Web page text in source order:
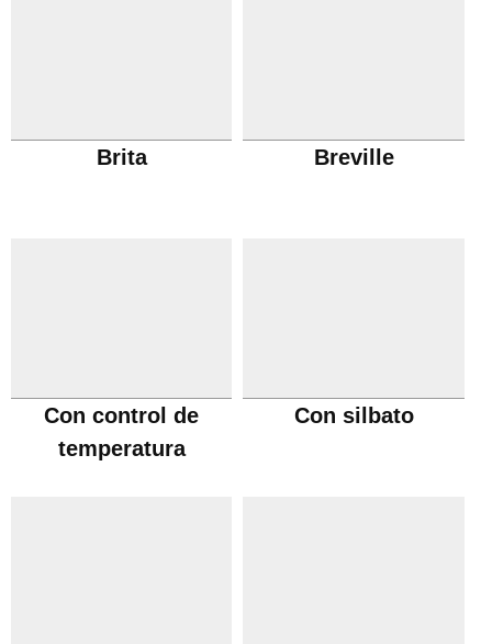
Brita Breville
Con control de
temperatura
Con silbato